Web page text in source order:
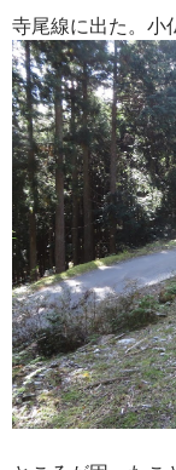
寺尾線に出た。小